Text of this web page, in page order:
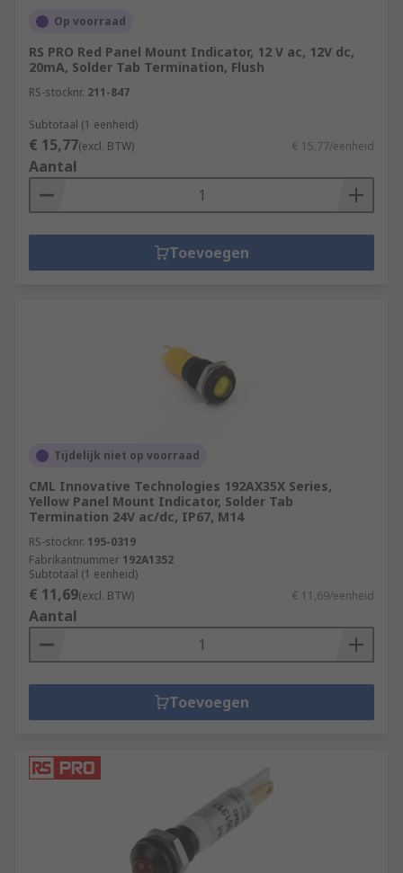
Application and environmental factors
IP rating
Mounting style
Terminal type
Light output level
Op voorraad
RS PRO Red Panel Mount Indicator, 12 V ac, 12V dc,
20mA, Solder Tab Termination, Flush
RS-stocknr. 211-847
Subtotaal (1 eenheid)
€ 15,77(excl. BTW) € 15,77/eenheid
Aantal
Toevoegen
Tijdelijk niet op voorraad
CML Innovative Technologies 192AX35X Series,
Yellow Panel Mount Indicator, Solder Tab
Termination 24V ac/dc, IP67, M14
RS-stocknr. 195-0319
Fabrikantnummer 192A1352
Subtotaal (1 eenheid)
€ 11,69(excl. BTW) € 11,69/eenheid
Aantal
Toevoegen